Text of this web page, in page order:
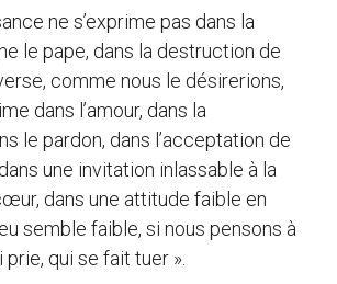
ne s’exprime pas dans la
le pape, dans la destruction de
comme nous le désirerions,
dans l’amour, dans la
le pardon, dans l’acceptation de
une invitation inlassable à la
dans une attitude faible en
semble faible, si nous pensons à
qui se fait tuer ».